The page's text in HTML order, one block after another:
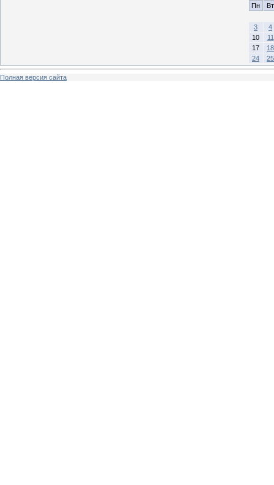
Пн
Вт
3
4
10
11
17
18
24
25
Полная версия сайта